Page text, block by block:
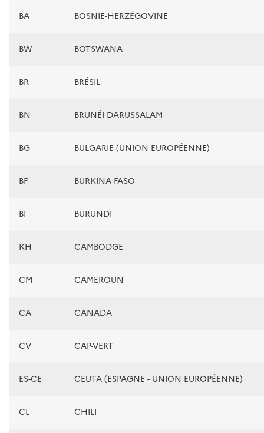
BA BOSNIE-HERZÉGOVINE
BW BOTSWANA
BR BRÉSIL
BN BRUNÉI DARUSSALAM
BG BULGARIE (UNION EUROPÉENNE)
BF BURKINA FASO
BI BURUNDI
KH CAMBODGE
CM CAMEROUN
CA CANADA
CV CAP-VERT
ES-CE CEUTA (ESPAGNE - UNION EUROPÉENNE)
CL CHILI